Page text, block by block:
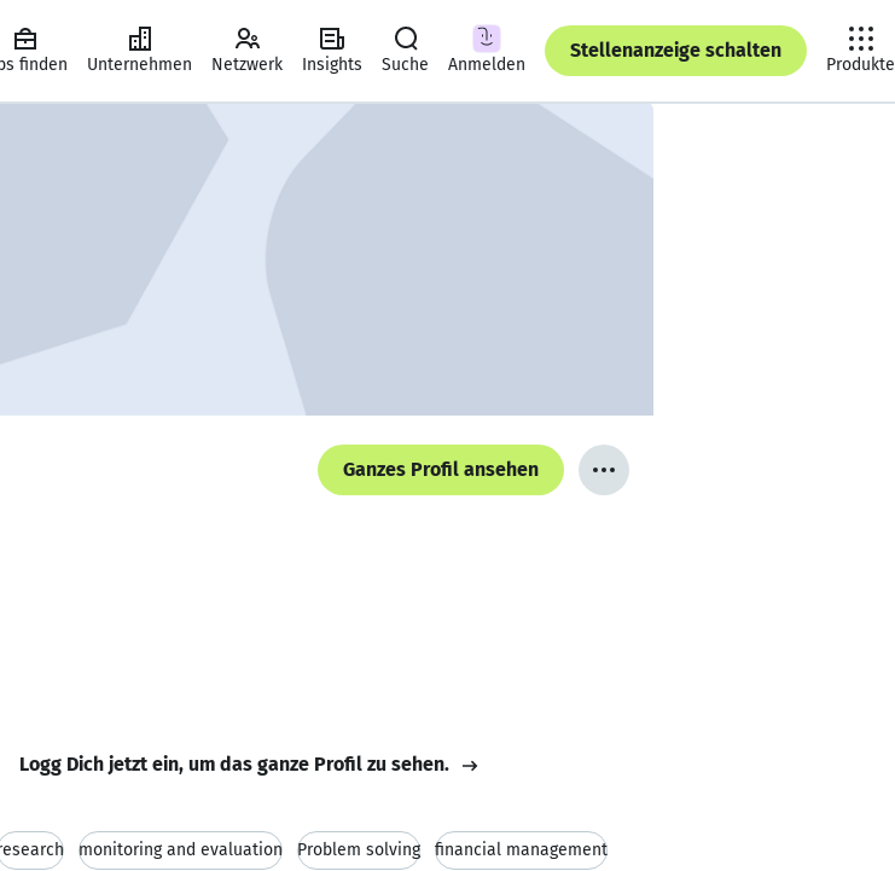
finden Unternehmen Netzwerk Insights Suche Anmelden
Stellenanzeige schalten
Produkte
Ganzes Profil ansehen
Logg Dich jetzt ein, um das ganze Profil zu sehen.
monitoring and evaluation Problem solving financial management